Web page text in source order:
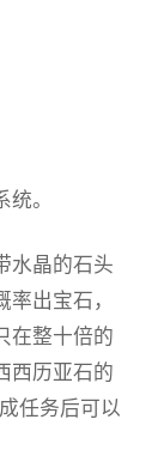
。
水晶的石头
出宝石，
在整十倍的
西历亚石的
任务后可以